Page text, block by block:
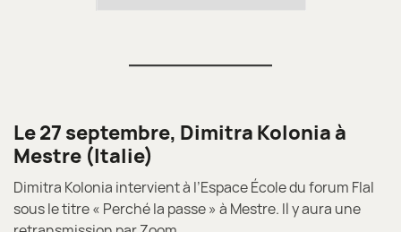
Le 27 septembre, Dimitra Kolonia à
Mestre (Italie)
Dimitra Kolonia intervient à l’Espace École du forum FlaI
sous le titre « Perché la passe » à Mestre. Il y aura une